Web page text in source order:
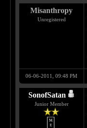
Misanthropy
Unregistered
06-06-2011, 09:48 PM
SonofSatan
Junior Member